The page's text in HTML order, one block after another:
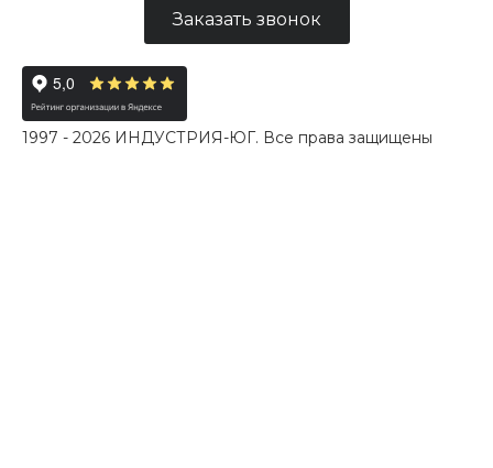
Заказать звонок
1997 - 2026 ИНДУСТРИЯ-ЮГ. Все права защищены